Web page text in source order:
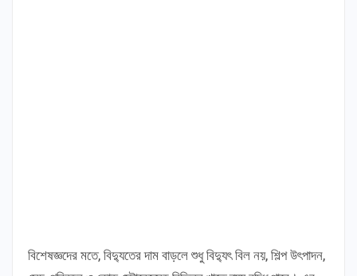
বিশেষজ্ঞদের মতে, বিদ্যুতের দাম বাড়লে শুধু বিদ্যুৎ বিল নয়, শিল্প উৎপাদন,